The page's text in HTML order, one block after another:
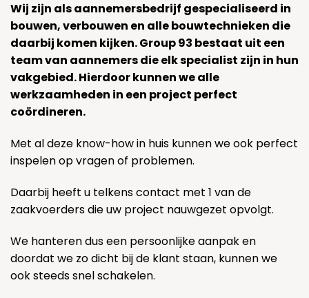
Wij zijn als aannemersbedrijf gespecialiseerd in
bouwen, verbouwen en alle bouwtechnieken die
daarbij komen kijken. Group 93 bestaat uit een
team van aannemers die elk specialist zijn in hun
vakgebied. Hierdoor kunnen we alle
werkzaamheden in een project perfect
coördineren.
Met al deze know-how in huis kunnen we ook perfect
inspelen op vragen of problemen.
Daarbij heeft u telkens contact met 1 van de
zaakvoerders die uw project nauwgezet opvolgt.
We hanteren dus een persoonlijke aanpak en
doordat we zo dicht bij de klant staan, kunnen we
ook steeds snel schakelen.